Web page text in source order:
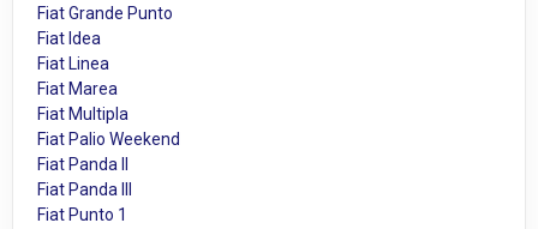
Fiat Grande Punto
Fiat Idea
Fiat Linea
Fiat Marea
Fiat Multipla
Fiat Palio Weekend
Fiat Panda II
Fiat Panda III
Fiat Punto 1